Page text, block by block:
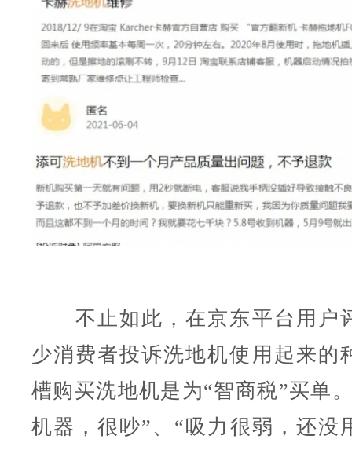
不止如此，在京东平台用户
少消费者投诉洗地机使用起来的
槽购买洗地机是为“智商税”买单
机器，很吵”、“吸力很弱，还没